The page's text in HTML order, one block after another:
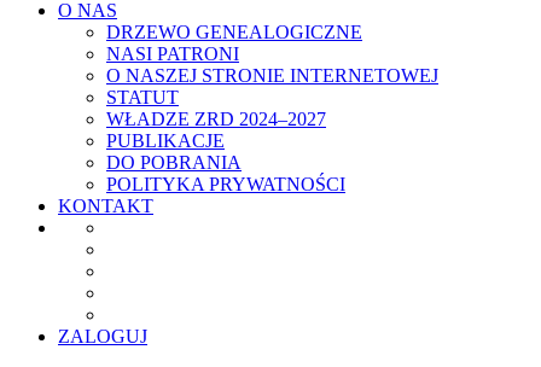
O NAS
DRZEWO GENEALOGICZNE
NASI PATRONI
O NASZEJ STRONIE INTERNETOWEJ
STATUT
WŁADZE ZRD 2024–2027
PUBLIKACJE
DO POBRANIA
POLITYKA PRYWATNOŚCI
KONTAKT
ZALOGUJ